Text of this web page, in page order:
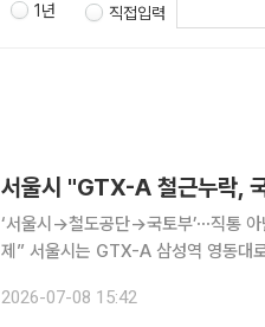
1년 직접입력
서울시 "GTX-A 철근누락,
‘서울시→철도공단→국토부’⋯직통 아
제” 서울시는 GTX-A 삼성역 영동대로 지하공간 복합개발 3공구에서 발생한 철근 누락 보고 지연
공식 보고 절차에 따라 국가철도공단
2026-07-08 15:42